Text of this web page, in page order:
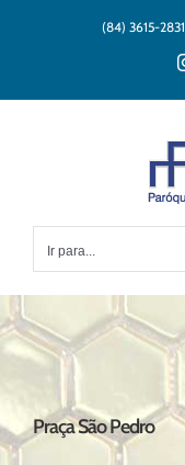
(84) 3615-2831
Ir para...
Praça São Pedro